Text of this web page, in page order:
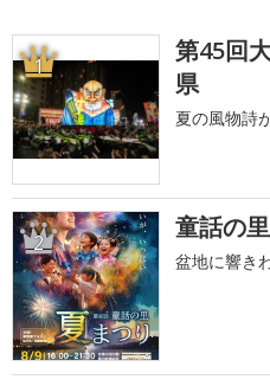
1
第45回
県
夏の風物詩
2 童話の
盆地に響き